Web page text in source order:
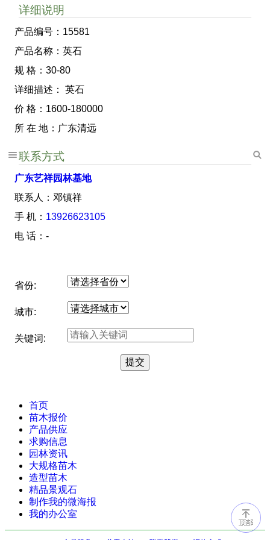
详细说明
产品编号：15581
产品名称：英石
规 格：30-80
详细描述： 英石
价 格：1600-180000
所 在 地：广东清远
联系方式
广东艺祥园林基地
联系人：邓镇祥
手 机： 13926623105
电 话：-
省份:
城市:
关键词:
首页
苗木报价
产品供应
求购信息
园林资讯
大规格苗木
造型苗木
精品景观石
制作我的微海报
我的办公室